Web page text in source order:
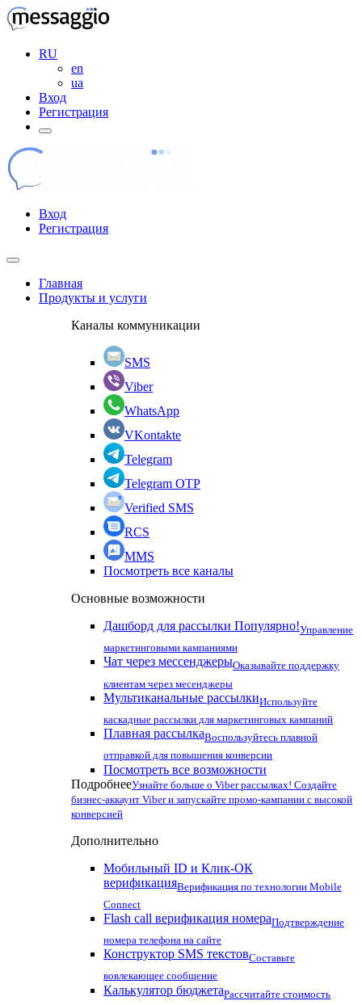
RU
en
ua
Вход
Регистрация
Вход
Регистрация
Главная
Продукты и услуги
Каналы коммуникации
SMS
Viber
WhatsApp
VKontakte
Telegram
Telegram OTP
Verified SMS
RCS
MMS
Посмотреть все каналы
Основные возможности
Дашборд для рассылки Популярно!Управление
маркетинговыми кампаниями
Чат через мессенджерыОказывайте поддержку
клиентам через месенджеры
Мультиканальные рассылкиИспользуйте
каскадные рассылки для маркетинговых кампаний
Плавная рассылкаВоспользуйтесь плавной
отправкой для повышения конверсии
Посмотреть все возможности
ПодробнееУзнайте больше о Viber рассылках! Создайте
бизнес-аккаунт Viber и запускайте промо-кампании с высокой
конверсией
Дополнительно
Мобильный ID и Клик-ОК
верификацияВерификация по технологии Mobile
Connect
Flash call верификация номераПодтверждение
номера телефона на сайте
Конструктор SMS текстовСоставьте
вовлекающее сообщение
Калькулятор бюджетаРассчитайте стоимость